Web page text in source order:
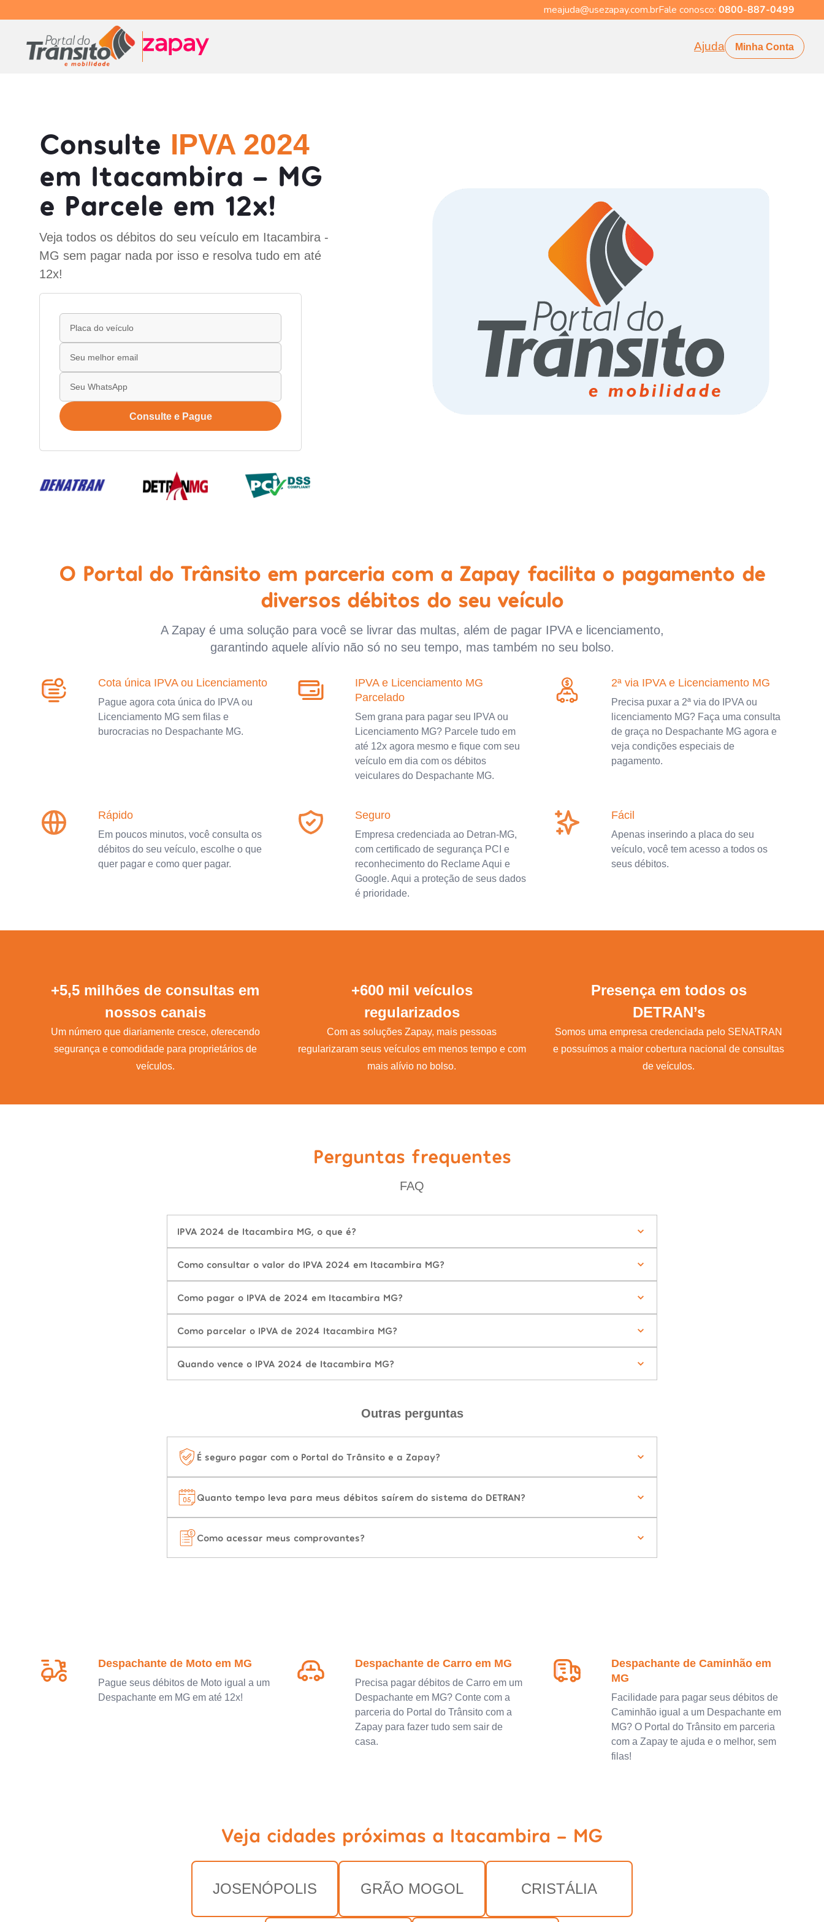
meajuda@usezapay.com.brFale conosco: 0800-887-0499
Ajuda Minha Conta
Consulte IPVA 2024
em Itacambira - MG
e Parcele em 12x!
Veja todos os débitos do seu veículo em Itacambira -
MG sem pagar nada por isso e resolva tudo em até
12x!
Consulte e Pague
O Portal do Trânsito em parceria com a Zapay facilita o pagamento de
diversos débitos do seu veículo
A Zapay é uma solução para você se livrar das multas, além de pagar IPVA e licenciamento,
garantindo aquele alívio não só no seu tempo, mas também no seu bolso.
Cota única IPVA ou Licenciamento
Pague agora cota única do IPVA ou
Licenciamento MG sem filas e
burocracias no Despachante MG.
IPVA e Licenciamento MG
Parcelado
Sem grana para pagar seu IPVA ou
Licenciamento MG? Parcele tudo em
até 12x agora mesmo e fique com seu
veículo em dia com os débitos
veiculares do Despachante MG.
2ª via IPVA e Licenciamento MG
Precisa puxar a 2ª via do IPVA ou
licenciamento MG? Faça uma consulta
de graça no Despachante MG agora e
veja condições especiais de
pagamento.
Rápido
Em poucos minutos, você consulta os
débitos do seu veículo, escolhe o que
quer pagar e como quer pagar.
Seguro
Empresa credenciada ao Detran-MG,
com certificado de segurança PCI e
reconhecimento do Reclame Aqui e
Google. Aqui a proteção de seus dados
é prioridade.
Fácil
Apenas inserindo a placa do seu
veículo, você tem acesso a todos os
seus débitos.
+5,5 milhões de consultas em
nossos canais
Um número que diariamente cresce, oferecendo
segurança e comodidade para proprietários de
veículos.
+600 mil veículos
regularizados
Com as soluções Zapay, mais pessoas
regularizaram seus veículos em menos tempo e com
mais alívio no bolso.
Presença em todos os
DETRAN’s
Somos uma empresa credenciada pelo SENATRAN
e possuímos a maior cobertura nacional de consultas
de veículos.
Perguntas frequentes
FAQ
IPVA 2024 de Itacambira MG, o que é?
Como consultar o valor do IPVA 2024 em Itacambira MG?
Como pagar o IPVA de 2024 em Itacambira MG?
Como parcelar o IPVA de 2024 Itacambira MG?
Quando vence o IPVA 2024 de Itacambira MG?
Outras perguntas
É seguro pagar com o Portal do Trânsito e a Zapay?
Quanto tempo leva para meus débitos saírem do sistema do DETRAN?
Como acessar meus comprovantes?
Despachante de Moto em MG
Pague seus débitos de Moto igual a um
Despachante em MG em até 12x!
Despachante de Carro em MG
Precisa pagar débitos de Carro em um
Despachante em MG? Conte com a
parceria do Portal do Trânsito com a
Zapay para fazer tudo sem sair de
casa.
Despachante de Caminhão em
MG
Facilidade para pagar seus débitos de
Caminhão igual a um Despachante em
MG? O Portal do Trânsito em parceria
com a Zapay te ajuda e o melhor, sem
filas!
Veja cidades próximas a Itacambira - MG
JOSENÓPOLIS GRÃO MOGOL CRISTÁLIA